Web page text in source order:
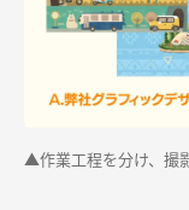
▲作業工程を分け、撮